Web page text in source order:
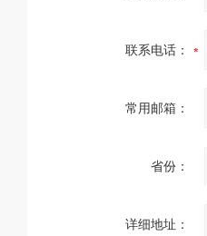
联系电话：
常用邮箱：
省份：
详细地址：